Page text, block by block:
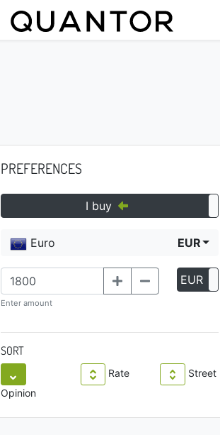
PREFERENCES
I buy
Euro EUR
Enter amount
EUR
SORT
Opinion
Rate Street